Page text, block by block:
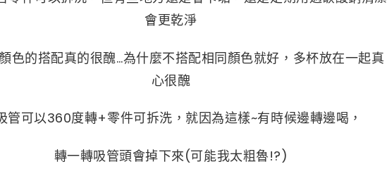
會更乾淨
色的搭配真的很醜…為什麼不搭配相同顏色就好，多杯放在一起真
心很醜
管可以360度轉+零件可拆洗，就因為這樣~有時候邊轉邊喝，
轉一轉吸管頭會掉下來(可能我太粗魯!?)